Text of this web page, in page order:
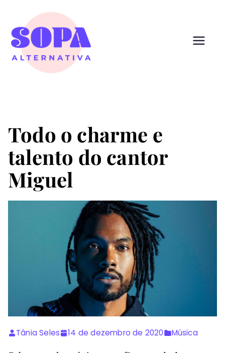
conteúdo
Todo o charme e
talento do cantor
Miguel
Tânia Seles 14 de dezembro de 2020 Música